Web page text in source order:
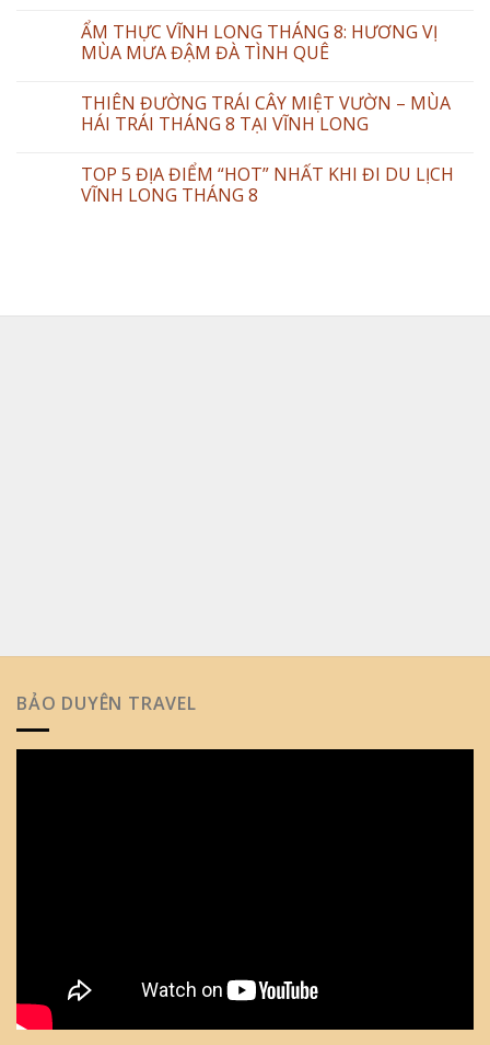
ẨM THỰC VĨNH LONG THÁNG 8: HƯƠNG VỊ
MÙA MƯA ĐẬM ĐÀ TÌNH QUÊ
THIÊN ĐƯỜNG TRÁI CÂY MIỆT VƯỜN – MÙA
HÁI TRÁI THÁNG 8 TẠI VĨNH LONG
TOP 5 ĐỊA ĐIỂM “HOT” NHẤT KHI ĐI DU LỊCH
VĨNH LONG THÁNG 8
BẢO DUYÊN TRAVEL